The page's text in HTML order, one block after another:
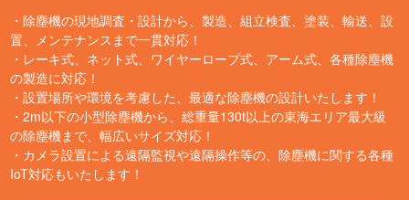
・除塵機の現地調査・設計から、製造、組立検査、塗装、輸送、設
置、メンテナンスまで一貫対応！
・レーキ式、ネット式、ワイヤーロープ式、アーム式、各種除塵機
の製造に対応！
・設置場所や環境を考慮した、最適な除塵機の設計いたします！
・2m以下の小型除塵機から、総重量130t以上の東海エリア最大級
の除塵機まで、幅広いサイズ対応！
・カメラ設置による遠隔監視や遠隔操作等の、除塵機に関する各種
IoT対応もいたします！